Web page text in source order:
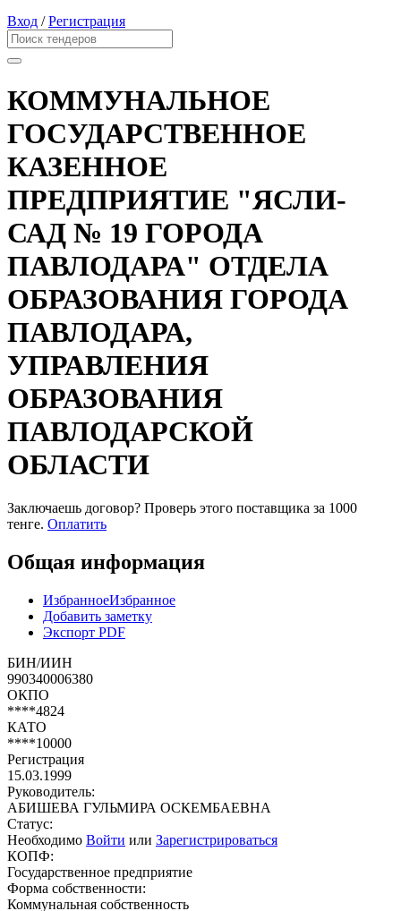
Вход /Регистрация
КОММУНАЛЬНОЕ
ГОСУДАРСТВЕННОЕ
КАЗЕННОЕ
ПРЕДПРИЯТИЕ "ЯСЛИ-
САД № 19 ГОРОДА
ПАВЛОДАРА" ОТДЕЛА
ОБРАЗОВАНИЯ ГОРОДА
ПАВЛОДАРА,
УПРАВЛЕНИЯ
ОБРАЗОВАНИЯ
ПАВЛОДАРСКОЙ
ОБЛАСТИ
Заключаешь договор? Проверь этого поставщика за 1000
тенге. Оплатить
Общая информация
ИзбранноеИзбранное
Добавить заметку
Экспорт PDF
БИН/ИИН
990340006380
ОКПО
****4824
КАТО
****10000
Регистрация
15.03.1999
Руководитель:
АБИШЕВА ГУЛЬМИРА ОСКЕМБАЕВНА
Статус:
Необходимо Войти или Зарегистрироваться
КОПФ:
Государственное предприятие
Форма собственности:
Коммунальная собственность